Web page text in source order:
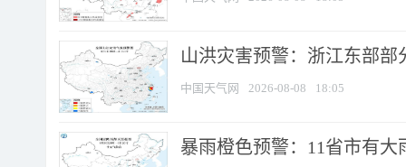
山洪灾害预警：浙江东部
中国天气网 2026-08-08 18:05
暴雨橙色预警：11省市有